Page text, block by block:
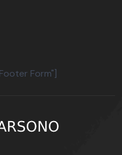
Form"]